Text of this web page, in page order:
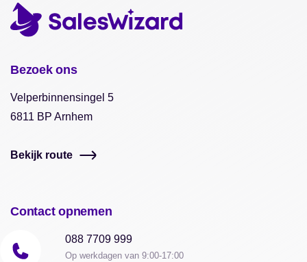
Bezoek ons
Velperbinnensingel 5
6811 BP Arnhem
Bekijk route
Contact opnemen
088 7709 999
Op werkdagen van 9:00-17:00